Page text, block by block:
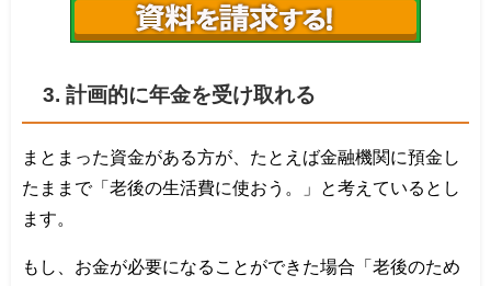
3. 計画的に年金を受け取れる
まとまった資金がある方が、たとえば金融機関に預金し
たままで「老後の生活費に使おう。」と考えているとし
ます。
もし、お金が必要になることができた場合「老後のため